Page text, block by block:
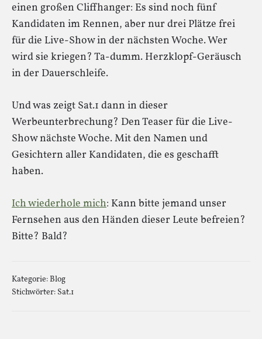
einen großen Cliffhanger: Es sind noch fünf
Kandidaten im Rennen, aber nur drei Plätze frei
für die Live-Show in der nächsten Woche. Wer
wird sie kriegen? Ta-dumm. Herzklopf-Geräusch
in der Dauerschleife.
Und was zeigt Sat.1 dann in dieser
Werbeunterbrechung? Den Teaser für die Live-
Show nächste Woche. Mit den Namen und
Gesichtern aller Kandidaten, die es geschafft
haben.
Ich wiederhole mich: Kann bitte jemand unser
Fernsehen aus den Händen dieser Leute befreien?
Bitte? Bald?
Kategorie:Blog
Stichwörter: Sat.1